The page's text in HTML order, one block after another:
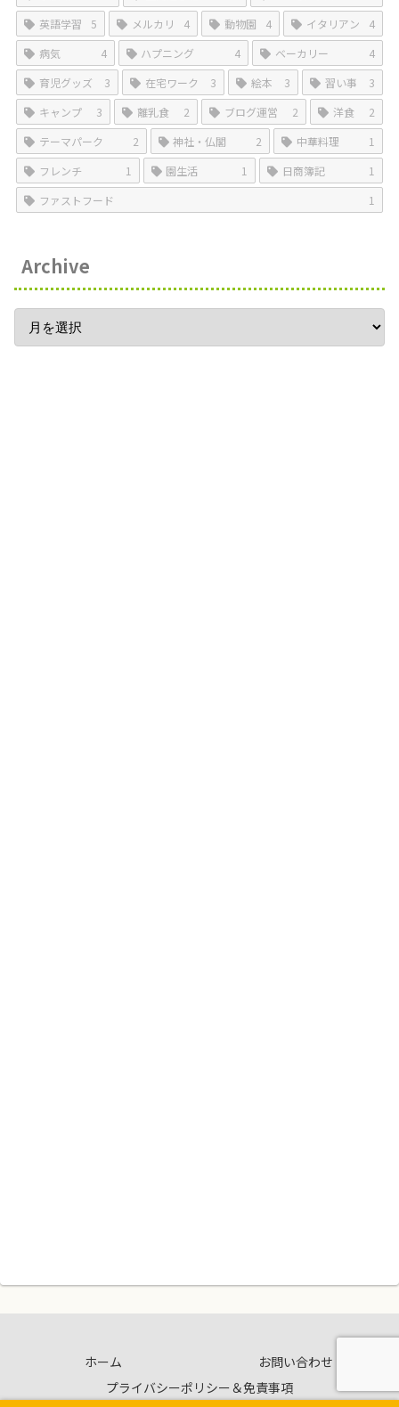
英語学習
5 メルカリ 4 動物園 4 イタリアン
4
病気
4 ハプニング 4 ベーカリー
4
育児グッズ
3 在宅ワーク 3 絵本 3 習い事
3
キャンプ
3 離乳食 2 ブログ運営 2 洋食
2
テーマパーク
2 神社・仏閣 2 中華料理
1
フレンチ
1 園生活 1 日商簿記
1
ファストフード
1
Archive
ホーム
お問い合わせ
プライバシーポリシー＆免責事項